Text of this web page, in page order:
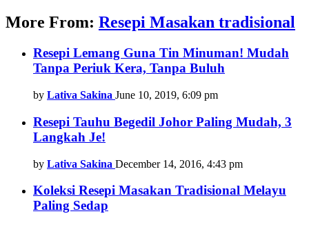
More From: Resepi Masakan tradisional
Resepi Lemang Guna Tin Minuman! Mudah
Tanpa Periuk Kera, Tanpa Buluh
by Lativa Sakina June 10, 2019, 6:09 pm
Resepi Tauhu Begedil Johor Paling Mudah, 3
Langkah Je!
by Lativa Sakina December 14, 2016, 4:43 pm
Koleksi Resepi Masakan Tradisional Melayu
Paling Sedap